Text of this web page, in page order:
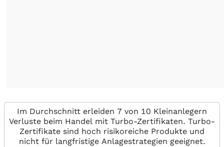
Im Durchschnitt erleiden 7 von 10 Kleinanlegern
Verluste beim Handel mit Turbo-Zertifikaten. Turbo-
Zertifikate sind hoch risikoreiche Produkte und
nicht für langfristige Anlagestrategien geeignet.